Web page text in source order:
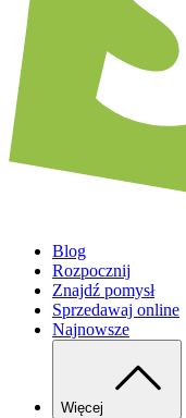
Blog
Rozpocznij
Znajdź pomysł
Sprzedawaj online
Najnowsze
Więcej